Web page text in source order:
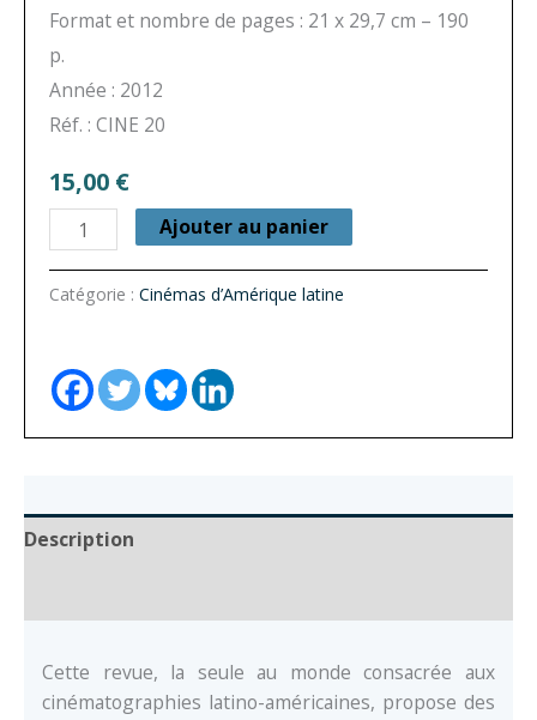
Format et nombre de pages : 21 x 29,7 cm – 190
p.
Année : 2012
Réf. : CINE 20
15,00 €
quantité
de
Cinémas
latine
n°
20
d’Amérique
Ajouter au panier
Catégorie : Cinémas d’Amérique latine
Description
Cette revue, la seule au monde consacrée aux
cinématographies latino-américaines, propose des